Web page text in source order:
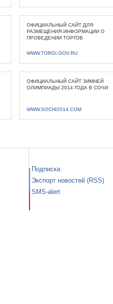
ОФИЦИАЛЬНЫЙ САЙТ ДЛЯ
РАЗМЕЩЕНИЯ ИНФОРМАЦИИ О
ПРОВЕДЕНИИ ТОРГОВ
WWW.TORGI.GOV.RU
ОФИЦИАЛЬНЫЙ САЙТ ЗИМНЕЙ
ОЛИМПИАДЫ 2014 ГОДА В СОЧИ
WWW.SOCHI2014.COM
Подписка
Экспорт новостей (RSS)
SMS-alert